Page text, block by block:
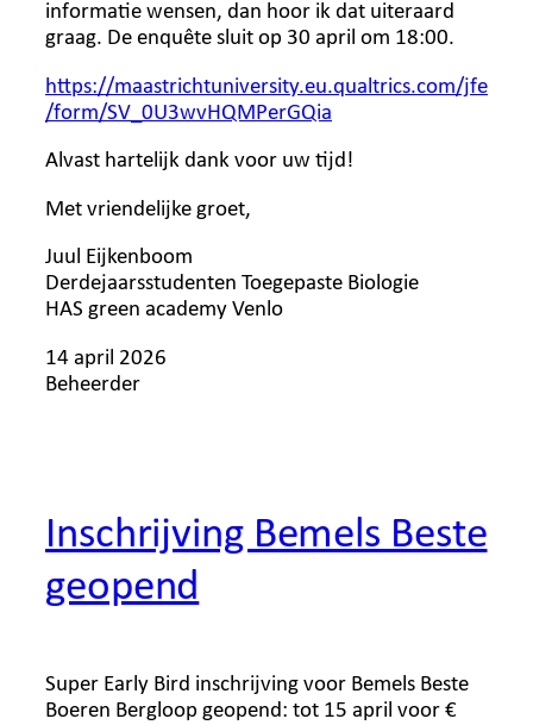
informatie wensen, dan hoor ik dat uiteraard
graag. De enquête sluit op 30 april om 18:00.
https://maastrichtuniversity.eu.qualtrics.com/jfe
/form/SV_0U3wvHQMPerGQia
Alvast hartelijk dank voor uw tijd!
Met vriendelijke groet,
Juul Eijkenboom
Derdejaarsstudenten Toegepaste Biologie
HAS green academy Venlo
14 april 2026
Beheerder
Inschrijving Bemels Beste
geopend
Super Early Bird inschrijving voor Bemels Beste
Boeren Bergloop geopend: tot 15 april voor €